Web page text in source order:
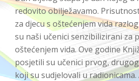
redovito obilježavamo.
za djecu s oštećenjem vida
su naši učenici senzibilizirani za
oštećenjem vida. Ove godine
posjetili su učenici prvog,
koji su sudjelovali u